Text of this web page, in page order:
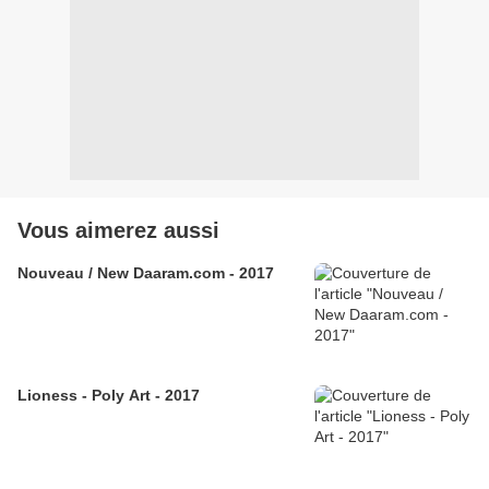
Vous aimerez aussi
Nouveau / New Daaram.com - 2017
Lioness - Poly Art - 2017